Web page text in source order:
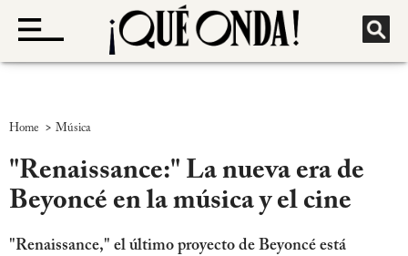
Home > Música
"Renaissance:" La nueva era de
Beyoncé en la música y el cine
"Renaissance," el último proyecto de Beyoncé está